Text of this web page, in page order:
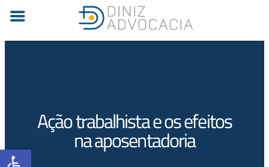
Barra de Ferramentas Aberta
Ação trabalhista e os efeitos
na aposentadoria